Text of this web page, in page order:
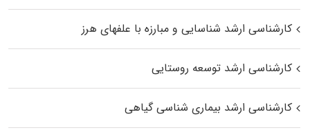
کارشناسی ارشد شناسایی و مبارزه با علفهای هرز
کارشناسی ارشد توسعه روستایی
کارشناسی ارشد بیماری‌ شناسی گیاهی